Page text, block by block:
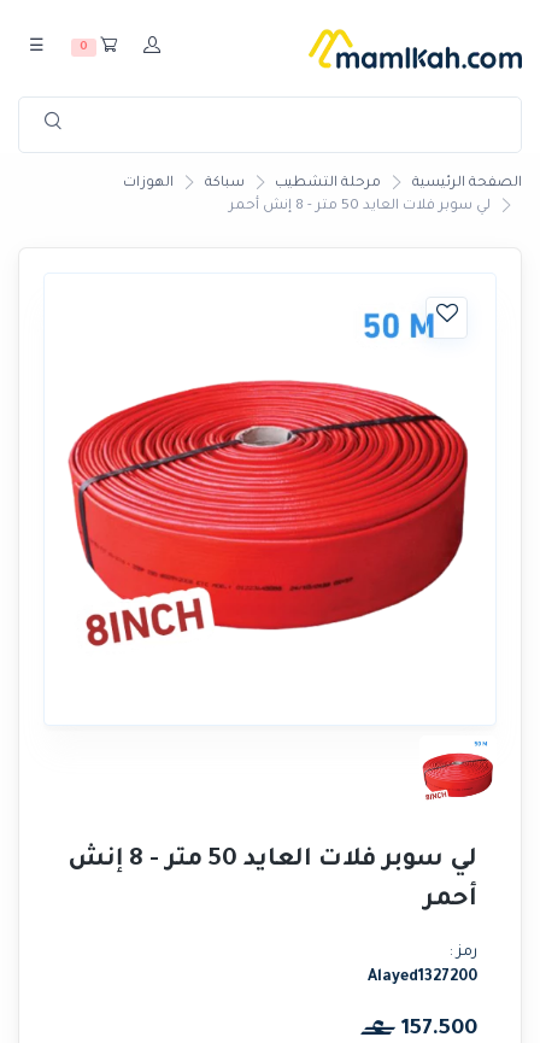
0
☰
الصفحة الرئيسية مرحلة التشطيب سباكة
الهوزات
لي سوبر فلات العايد 50 متر - 8 إنش أحمر
لي سوبر فلات العايد 50 متر - 8 إنش
أحمر
رمز :
Alayed1327200
157.500